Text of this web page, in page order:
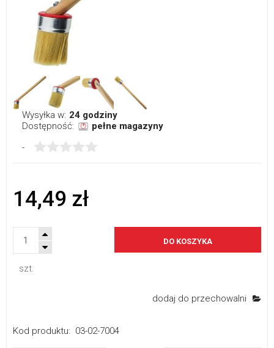
Wysyłka w: 24 godziny
Dostępność:
pełne magazyny
-
14,49 zł
szt.
DO KOSZYKA
dodaj do przechowalni
Kod produktu: 03-02-7004